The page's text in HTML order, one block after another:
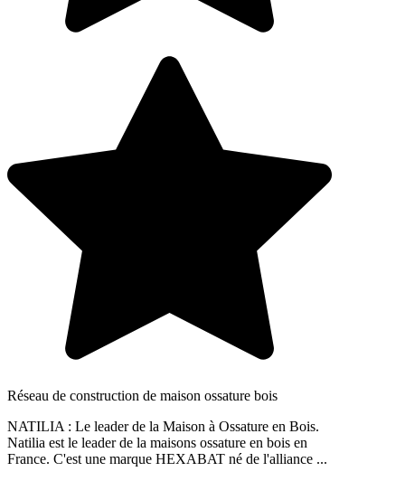
Réseau de construction de maison ossature bois
NATILIA : Le leader de la Maison à Ossature en Bois.
Natilia est le leader de la maisons ossature en bois en
France. C'est une marque HEXABAT né de l'alliance ...